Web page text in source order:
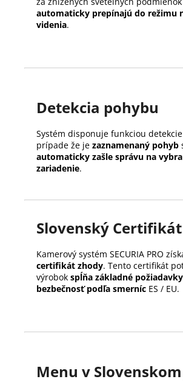
automaticky prepínajú do režimu
videnia.
Detekcia pohybu
Systém disponuje funkciou
prípade že je zaznamenaný pohyb
automaticky zašle správu na
zariadenie.
Slovenský
Kamerový systém SECURIA PRO
certifikát zhody. Tento certifikát
výrobok spĺňa základné
bezbečnosť podľa smerníc ES / EU.
Menu v